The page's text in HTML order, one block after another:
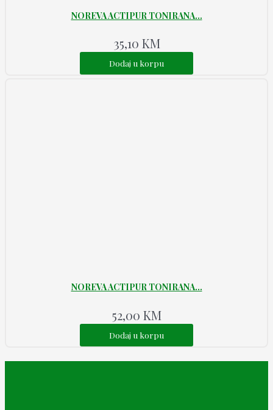
NOREVA ACTIPUR TONIRANA...
35,10 KM
Dodaj u korpu
NOREVA ACTIPUR TONIRANA...
52,00 KM
Dodaj u korpu